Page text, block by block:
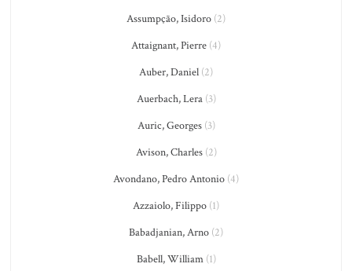
Assumpção, Isidoro (2)
Attaignant, Pierre (4)
Auber, Daniel (2)
Auerbach, Lera(3)
Auric, Georges(3)
Avison, Charles(2)
Avondano, Pedro Antonio (4)
Azzaiolo, Filippo (1)
Babadjanian, Arno (2)
Babell, William(1)